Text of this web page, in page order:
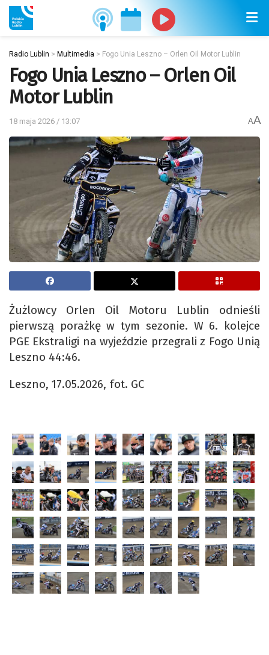
Radio Lublin > Multimedia > Fogo Unia Leszno – Orlen Oil Motor Lublin
Fogo Unia Leszno – Orlen Oil
Motor Lublin
18 maja 2026 / 13:07 AA
Żużlowcy Orlen Oil Motoru Lublin odnieśli
pierwszą porażkę w tym sezonie. W 6. kolejce
PGE Ekstraligi na wyjeździe przegrali z Fogo Unią
Leszno 44:46.
Leszno, 17.05.2026, fot. GC